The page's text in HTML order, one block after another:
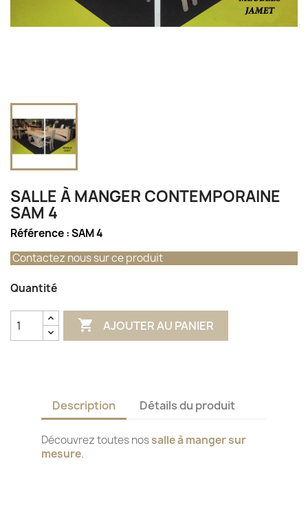
SALLE À MANGER CONTEMPORAINE
SAM 4
Référence :SAM 4
Contactez nous sur ce produit
Quantité
 AJOUTER AU PANIER
Description Détails du produit
Découvrez toutes nossalle à manger sur
mesure.